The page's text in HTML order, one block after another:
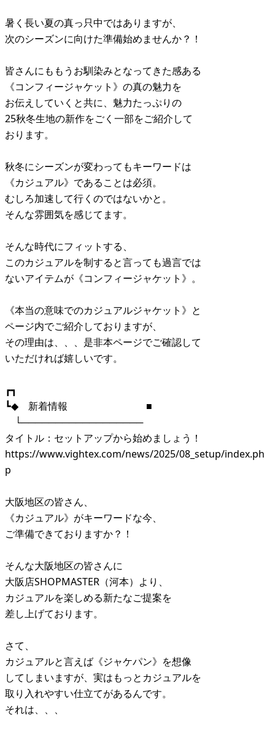
暑く長い夏の真っ只中ではありますが、
次のシーズンに向けた準備始めませんか？！
皆さんにももうお馴染みとなってきた感ある
《コンフィージャケット》の真の魅力を
お伝えしていくと共に、魅力たっぷりの
25秋冬生地の新作をごく一部をご紹介して
おります。
秋冬にシーズンが変わってもキーワードは
《カジュアル》であることは必須。
むしろ加速して行くのではないかと。
そんな雰囲気を感じてます。
そんな時代にフィットする、
このカジュアルを制すると言っても過言では
ないアイテムが《コンフィージャケット》。
《本当の意味でのカジュアルジャケット》と
ページ内でご紹介しておりますが、
その理由は、、、是非本ページでご確認して
いただければ嬉しいです。
┏┓
┗◆ 新着情報 ■
└──────────────────
タイトル：セットアップから始めましょう！
https://www.vightex.com/news/2025/08_setup/index.ph
p
大阪地区の皆さん、
《カジュアル》がキーワードな今、
ご準備できておりますか？！
そんな大阪地区の皆さんに
大阪店SHOPMASTER（河本）より、
カジュアルを楽しめる新たなご提案を
差し上げております。
さて、
カジュアルと言えば《ジャケパン》を想像
してしまいますが、実はもっとカジュアルを
取り入れやすい仕立てがあるんです。
それは、、、